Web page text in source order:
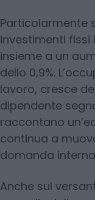
Particolarmente
investimenti fissi
insieme a un
dello 0,9%.
lavoro, cresce
dipendente
raccontano
continua a
domanda
Anche sul